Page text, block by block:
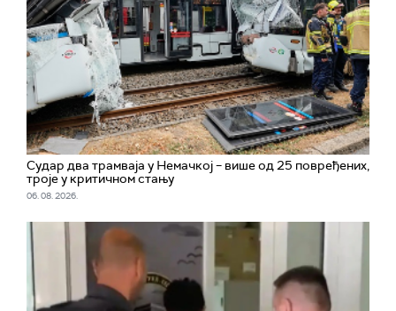
Судар два трамваја у Немачкој – више од 25 повређених,
троје у критичном стању
06. 08. 2026.